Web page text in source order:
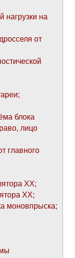
нагрузки на
от
блока
лицо
главного
ХХ;
ХХ;
моновпрыска;